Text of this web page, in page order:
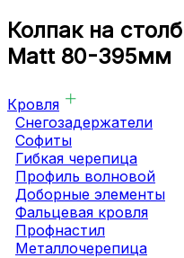
Колпак на
Matt 80-395мм
Кровля
Снегозадержатели
Софиты
Гибкая черепица
Профиль волновой
Доборные элементы
Фальцевая кровля
Профнастил
Металлочерепица